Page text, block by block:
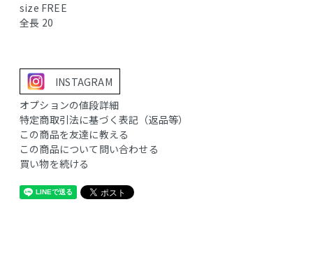
size FREE
全長 20
INSTAGRAM
オプションの値段詳細
特定商取引法に基づく表記（返品等）
この商品を友達に教える
この商品について問い合わせる
買い物を続ける